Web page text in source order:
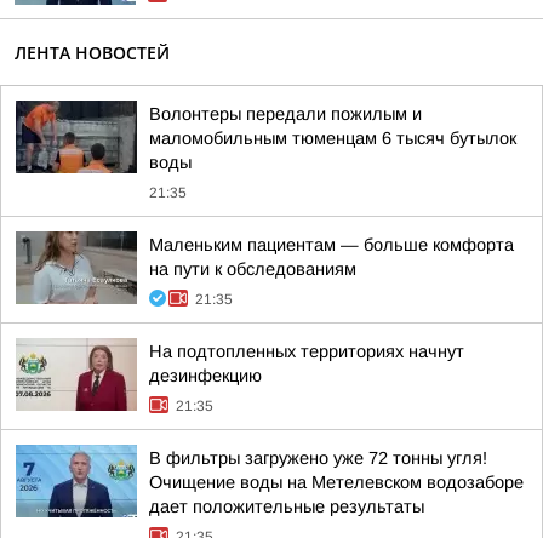
ЛЕНТА НОВОСТЕЙ
Волонтеры передали пожилым и
маломобильным тюменцам 6 тысяч бутылок
воды
21:35
Маленьким пациентам — больше комфорта
на пути к обследованиям
21:35
На подтопленных территориях начнут
дезинфекцию
21:35
В фильтры загружено уже 72 тонны угля!
Очищение воды на Метелевском водозаборе
дает положительные результаты